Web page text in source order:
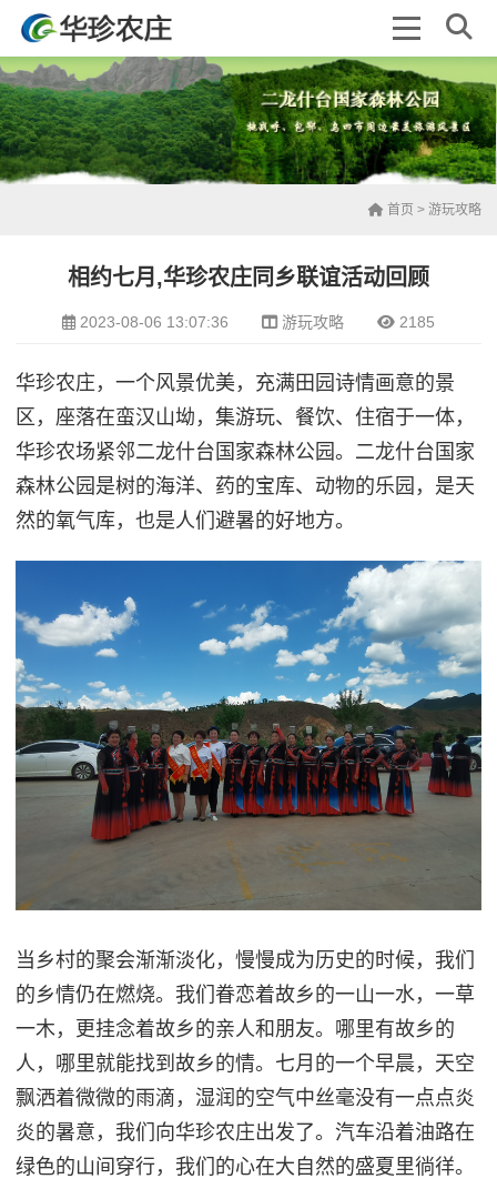
首页 > 游玩攻略
相约七月,华珍农庄同乡联谊活动回顾
2023-08-06 13:07:36 游玩攻略 2185
华珍农庄，一个风景优美，充满田园诗情画意的景
区，座落在蛮汉山坳，集游玩、餐饮、住宿于一体，
华珍农场紧邻二龙什台国家森林公园。二龙什台国家
森林公园是树的海洋、药的宝库、动物的乐园，是天
然的氧气库，也是人们避暑的好地方。
当乡村的聚会渐渐淡化，慢慢成为历史的时候，我们
的乡情仍在燃烧。 我们眷恋着故乡的一山一水，一草
一木，更挂念着故乡的亲人和朋友。哪里有故乡的
人，哪里就能找到故乡的情。 七月的一个早晨，天空
飘洒着微微的雨滴，湿润的空气中丝毫没有一点点炎
炎的暑意，我们向华珍农庄出发了。汽车沿着油路在
绿色的山间穿行，我们的心在大自然的盛夏里徜徉。